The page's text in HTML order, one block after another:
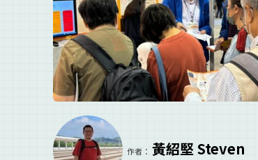
作者： 黃紹堅 Steven